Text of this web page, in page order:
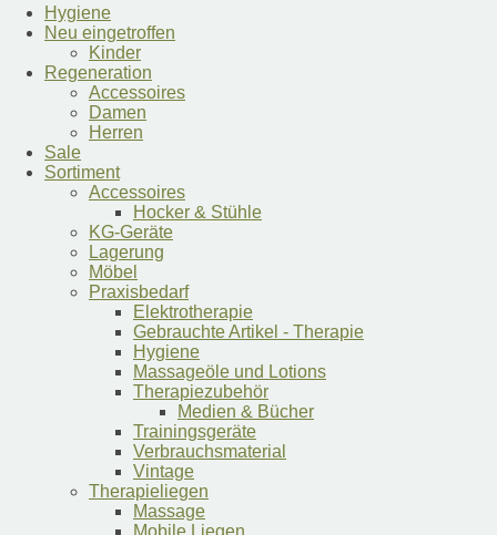
auf.
Die
Optionen
können
Produktseite
gewählt
werden
Hygiene
Neu eingetroffen
Kinder
Regeneration
Accessoires
Damen
Herren
Sale
Sortiment
Accessoires
Hocker & Stühle
KG-Geräte
Lagerung
Möbel
Praxisbedarf
Elektrotherapie
Gebrauchte Artikel - Therapie
Hygiene
Massageöle und Lotions
Therapiezubehör
Medien & Bücher
Trainingsgeräte
Verbrauchsmaterial
Vintage
Therapieliegen
Massage
Mobile Liegen